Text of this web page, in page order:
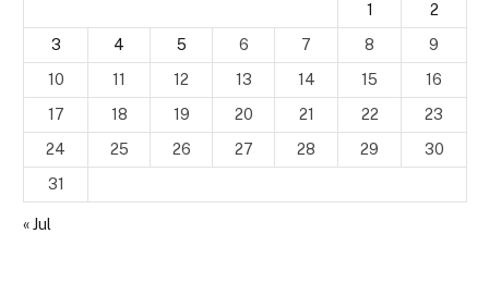
1
2
3
4 5 6 7 8
9
10
11 12 13 14 15
16
17
18 19 20 21 22
23
24
25 26 27 28 29
30
31
« Jul